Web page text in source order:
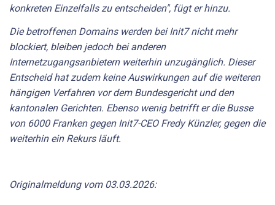
konkreten Einzelfalls zu entscheiden", fügt er hinzu.
Die betroffenen Domains werden bei Init7 nicht mehr
blockiert, bleiben jedoch bei anderen
Internetzugangsanbietern weiterhin unzugänglich. Dieser
Entscheid hat zudem keine Auswirkungen auf die weiteren
hängigen Verfahren vor dem Bundesgericht und den
kantonalen Gerichten. Ebenso wenig betrifft er die Busse
von 6000 Franken gegen Init7-CEO Fredy Künzler, gegen die
weiterhin ein Rekurs läuft.
Originalmeldung vom 03.03.2026: